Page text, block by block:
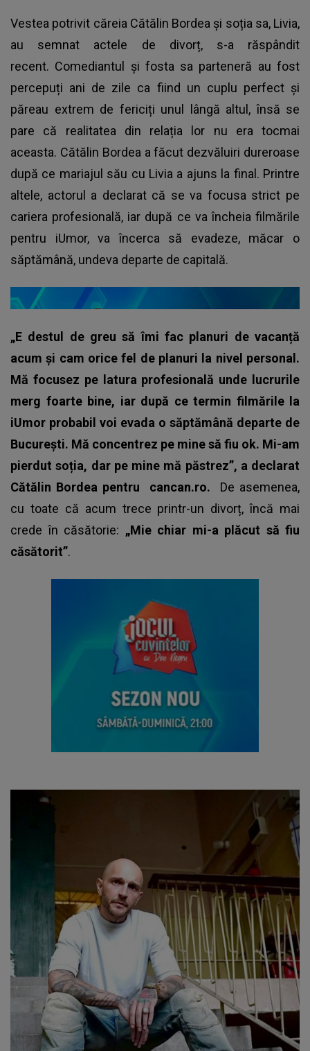
Vestea potrivit căreia Cătălin Bordea și soția sa, Livia,
au semnat actele de divorț, s-a răspândit
recent. Comediantul și fosta sa parteneră au fost
percepuți ani de zile ca fiind un cuplu perfect și
păreau extrem de fericiți unul lângă altul, însă se
pare că realitatea din relația lor nu era tocmai
aceasta. Cătălin Bordea a făcut dezvăluiri dureroase
după ce mariajul său cu Livia a ajuns la final. Printre
altele, actorul a declarat că se va focusa strict pe
cariera profesională, iar după ce va încheia filmările
pentru iUmor, va încerca să evadeze, măcar o
săptămână, undeva departe de capitală.
„E destul de greu să îmi fac planuri de vacanță
acum și cam orice fel de planuri la nivel personal.
Mă focusez pe latura profesională unde lucrurile
merg foarte bine, iar după ce termin filmările la
iUmor probabil voi evada o săptămână departe de
București. Mă concentrez pe mine să fiu ok. Mi-am
pierdut soția, dar pe mine mă păstrez”, a declarat
Cătălin Bordea pentru cancan.ro.
De asemenea,
cu toate că acum trece printr-un divorț, încă mai
crede în căsătorie: „Mie chiar mi-a plăcut să fiu
căsătorit”.